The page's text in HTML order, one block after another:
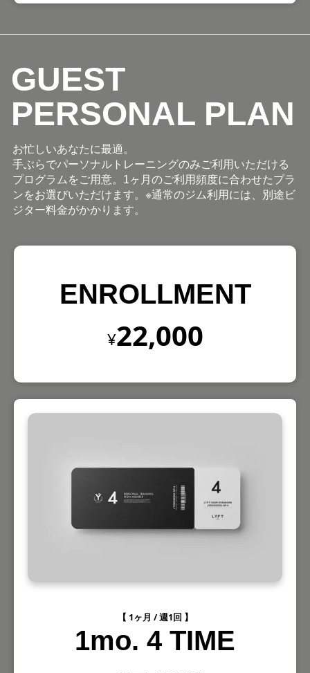
GUEST
PERSONAL PLAN
お忙しいあなたに最適。
手ぶらでパーソナルトレーニングのみご利用いただける
プログラムをご用意。1ヶ月のご利用頻度に合わせたプラ
ンをお選びいただけます。※通常のジム利用には、別途ビ
ジター料金がかかります。
ENROLLMENT
¥22,000
【 1ヶ月 / 週1回 】
1mo. 4 TIME